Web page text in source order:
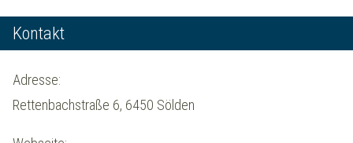
Kontakt
Adresse:
Rettenbachstraße 6, 6450 Sölden